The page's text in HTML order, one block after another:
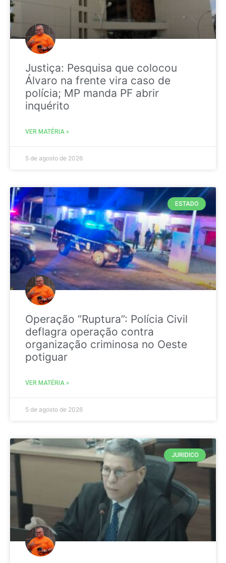
Justiça: Pesquisa que colocou
Álvaro na frente vira caso de
polícia; MP manda PF abrir
inquérito
VER MATÉRIA »
5 de agosto de 2026
ESTADO
Operação “Ruptura”: Polícia Civil
deflagra operação contra
organização criminosa no Oeste
potiguar
VER MATÉRIA »
5 de agosto de 2026
JURIDICO